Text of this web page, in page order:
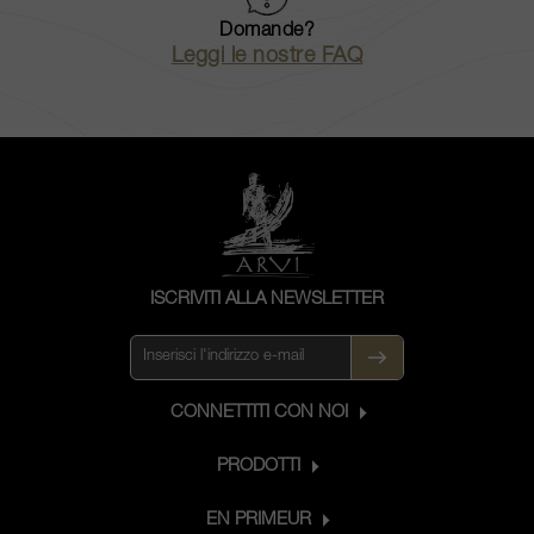
Domande?
Leggi le nostre FAQ
ISCRIVITI ALLA NEWSLETTER
CONNETTITI CON NOI
PRODOTTI
EN PRIMEUR